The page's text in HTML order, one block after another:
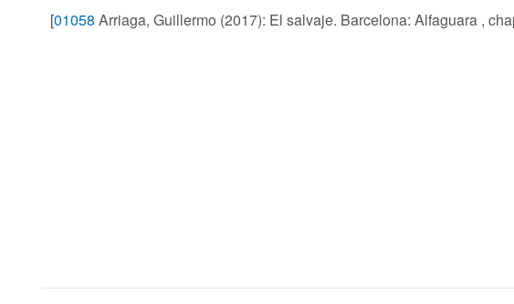
[01058 Arriaga, Guillermo (2017): El salvaje. Barcelona: Alfaguara ,